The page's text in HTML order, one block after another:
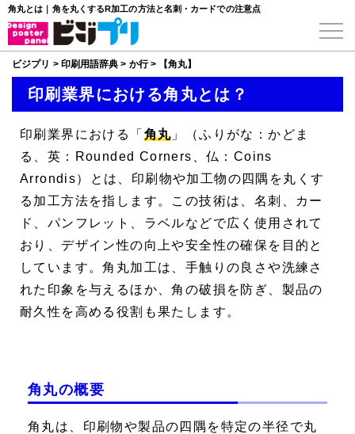
角丸とは｜角を丸くするR加工の方法と名刺・カードでの注意点
ビジプリ > 印刷用語辞典 > か行> 【角丸】
印刷業界における角丸とは？
印刷業界における「 角丸 」（ふりがな：かどま
る、英：Rounded Corners、仏：Coins
Arrondis）とは、印刷物や加工物の四隅を丸くす
る加工方法を指します。この技術は、名刺、カー
ド、パンフレット、ラベルなどで広く使用されて
おり、デザイン性の向上や安全性の確保を目的と
しています。角丸加工は、手触りの良さや洗練さ
れた印象を与えるほか、角の破損を防ぎ、製品の
耐久性を高める役割も果たします。
角丸の概要
角丸は、印刷物や製品の四隅を特定の半径で丸